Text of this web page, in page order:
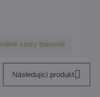
lustry barevné
Následující produkt